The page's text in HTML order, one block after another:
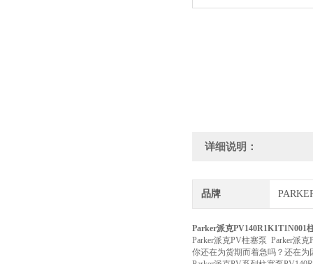
详细说明：
品牌
Parker派克PV140R1K1T1N001
Parker派克PV柱塞泵 Parker派
你还在为货期而着急吗？还在